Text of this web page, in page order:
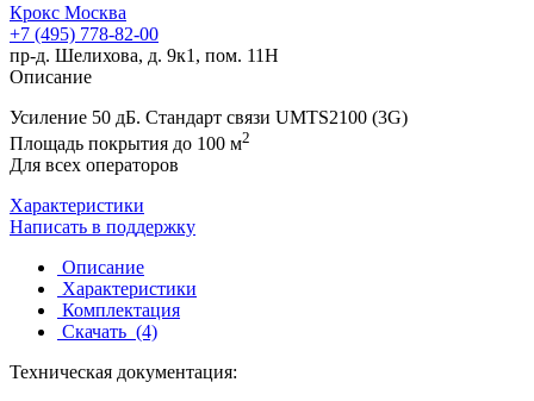
Крокс Москва
+7 (495) 778-82-00
пр-д. Шелихова, д. 9к1, пом. 11Н
Описание
Усиление 50 дБ. Стандарт связи UMTS2100 (3G)
Площадь покрытия до 100 м2
Для всех операторов
Характеристики
Написать в поддержку
Описание
Характеристики
Комплектация
Скачать (4)
Техническая документация: